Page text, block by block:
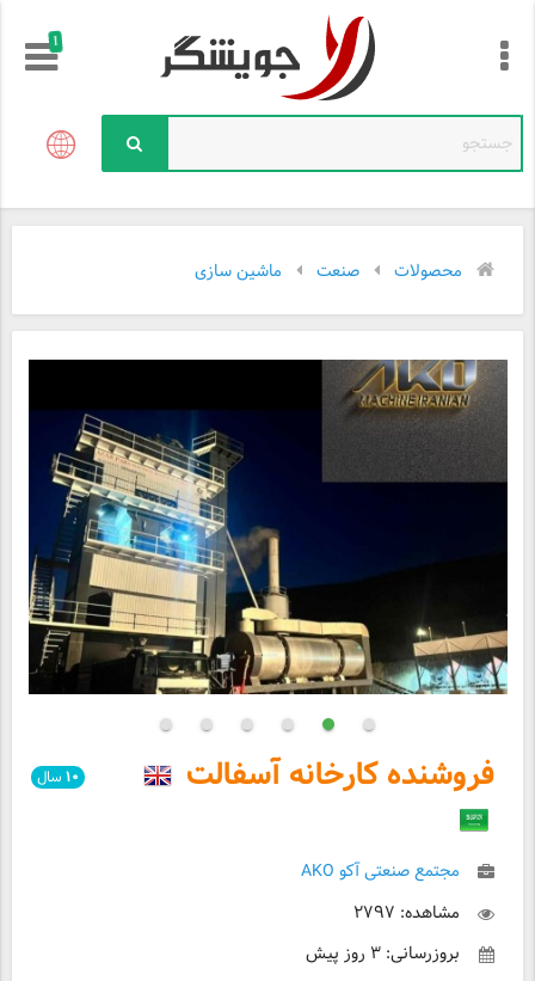
!
محصولات صنعت ماشین سازی
فروشنده کارخانه آسفالت
مجتمع صنعتی آکو AKO
مشاهده: ۲۷۹۷
بروزرسانی: ۳ روز پیش
۱۰ سال